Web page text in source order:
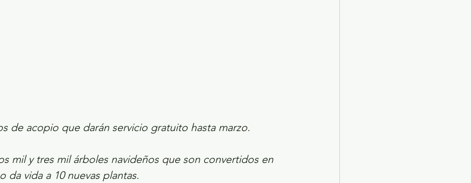
de acopio que darán servicio gratuito hasta marzo.
mil y tres mil árboles navideños que son convertidos en
da vida a 10 nuevas plantas.